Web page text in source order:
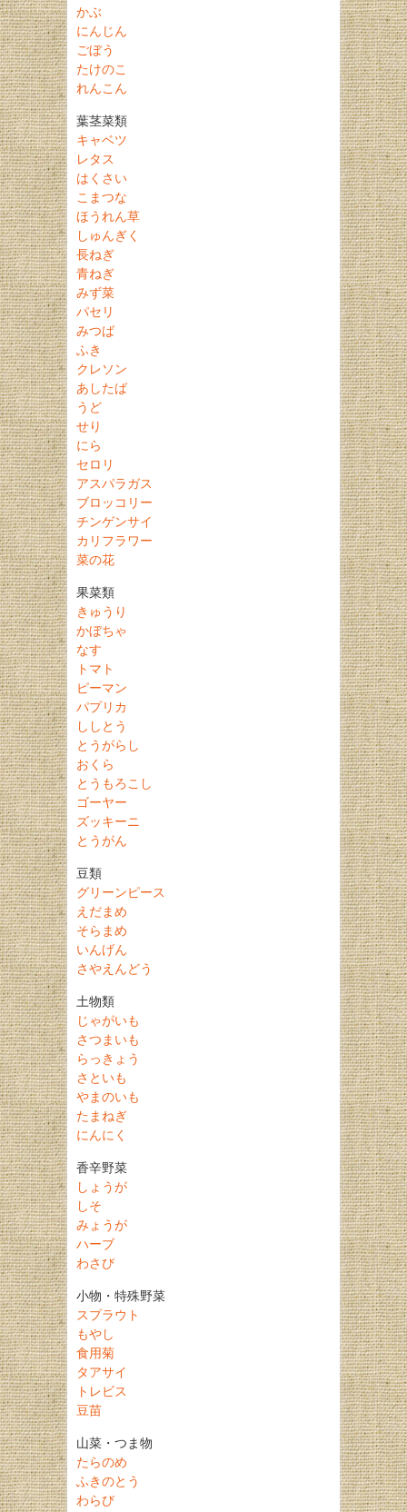
かぶ
にんじん
ごぼう
たけのこ
れんこん
葉茎菜類
キャベツ
レタス
はくさい
こまつな
ほうれん草
しゅんぎく
長ねぎ
青ねぎ
みず菜
パセリ
みつば
ふき
クレソン
あしたば
うど
せり
にら
セロリ
アスパラガス
ブロッコリー
チンゲンサイ
カリフラワー
菜の花
果菜類
きゅうり
かぼちゃ
なす
トマト
ピーマン
パプリカ
ししとう
とうがらし
おくら
とうもろこし
ゴーヤー
ズッキーニ
とうがん
豆類
グリーンピース
えだまめ
そらまめ
いんげん
さやえんどう
土物類
じゃがいも
さつまいも
らっきょう
さといも
やまのいも
たまねぎ
にんにく
香辛野菜
しょうが
しそ
みょうが
ハーブ
わさび
小物・特殊野菜
スプラウト
もやし
食用菊
タアサイ
トレビス
豆苗
山菜・つま物
たらのめ
ふきのとう
わらび